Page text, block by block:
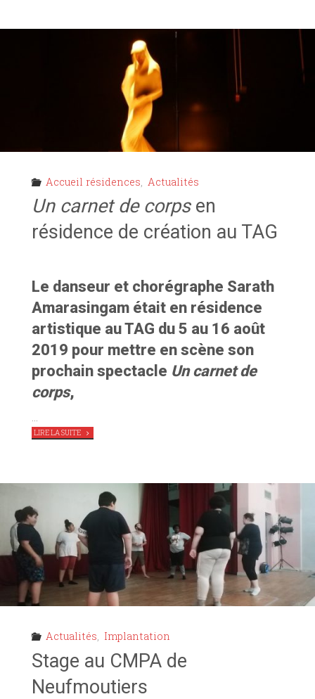
L’EDT91"
Accueil résidences Actualités
Un carnet de corpsen
résidence de création au TAG
Le danseur et chorégraphe Sarath
Amarasingam était en résidence
artistique au TAG du 5 au 16 août
2019 pour mettre en scène son
prochain spectacle Un carnet de
corps,
LIRE LA SUITE"
UN
CARNET
DE
CRÉATION
Actualités, Implantation
Stage au CMPA de
Neufmoutiers